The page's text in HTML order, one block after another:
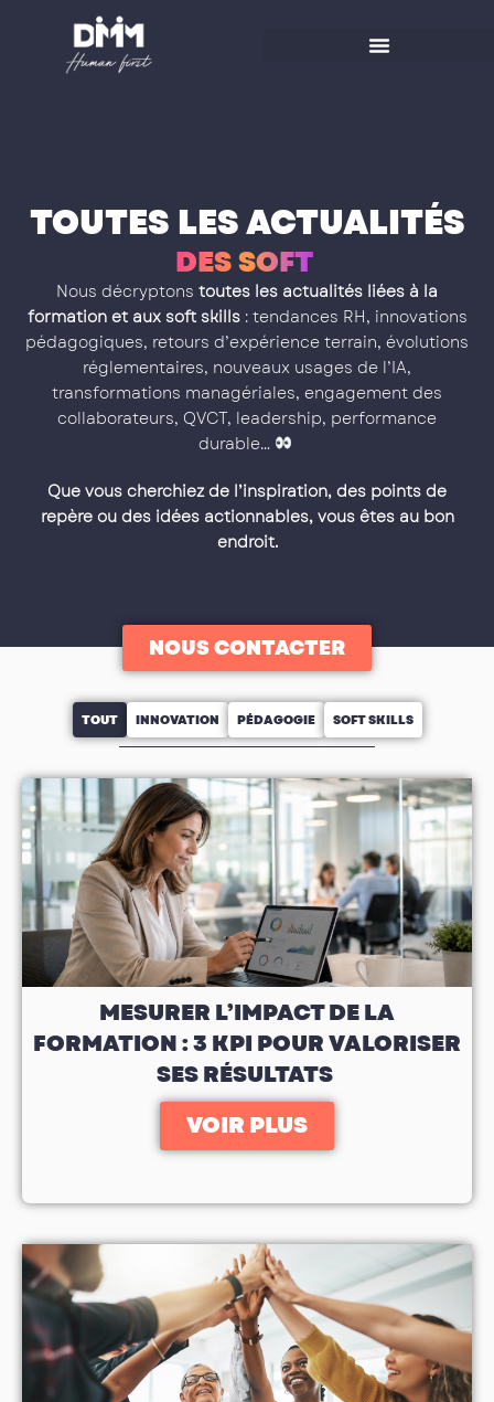
TOUTES LES ACTUALITÉS
SSOFTSKI
Nous décryptons toutes les actualités liées à la
formation et aux soft skills: tendances RH, innovations
pédagogiques, retours d’expérience terrain, évolutions
réglementaires, nouveaux usages de l’IA,
transformations managériales, engagement des
collaborateurs, QVCT, leadership, performance
durable…
Que vous cherchiez de l’inspiration, des points de
repère ou des idées actionnables, vous êtes au bon
endroit.
NOUS CONTACTER
INNOVATION PÉDAGOGIE SOFT SKILLS
TOUT
MESURER L’IMPACT DE LA
FORMATION : 3 KPI POUR VALORISER
SES RÉSULTATS
VOIR PLUS